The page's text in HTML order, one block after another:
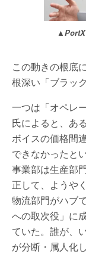
▲PortX
この動きの根底
根深い「ブラッ
一つは「オペレ
氏によると、あ
ボイスの価格間
できなかったと
事業部は生産部
正して、ようや
物流部門がハブ
への取次役」に
ていた。誰が、
が分断・属人化